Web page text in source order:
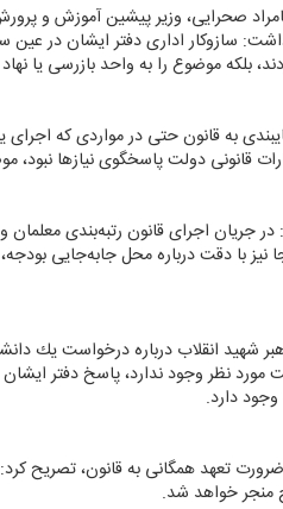
صحرایی، وزیر پیشین آموزش و
سازوكار اداری دفتر ایشان در
بلكه موضوع را به واحد بازرسی یا
به قانون حتی در مواردی كه
قانونی دولت پاسخگوی نیازها
جریان اجرای قانون رتبه‌بندی
با دقت درباره محل جابه‌جایی
شهید انقلاب درباره درخواست یك
نظر وجود ندارد، پاسخ دفتر
دارد.
تعهد همگانی به قانون، تصریح
منجر خواهد شد.